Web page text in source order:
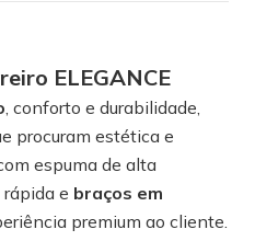
ELEGANCE
, conforto e durabilidade,
procuram estética e
espuma de alta
e braços em
premium ao cliente.